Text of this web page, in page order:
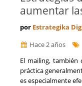
aumentar
por Estrategika
Hace 2 años
El mailing, también
práctica
es especialmente